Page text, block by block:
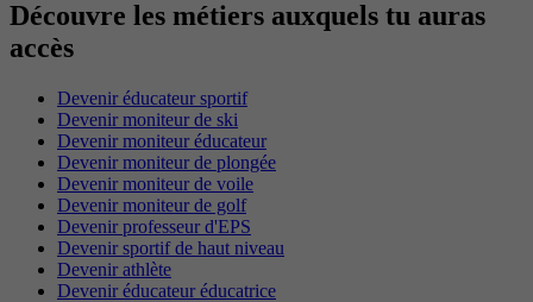
Découvre les métiers auxquels tu auras
accès
Devenir éducateur sportif
Devenir moniteur de ski
Devenir moniteur éducateur
Devenir moniteur de plongée
Devenir moniteur de voile
Devenir moniteur de golf
Devenir professeur d'EPS
Devenir sportif de haut niveau
Devenir athlète
Devenir éducateur éducatrice